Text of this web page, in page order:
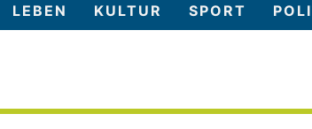
LEBEN KULTUR SPORT